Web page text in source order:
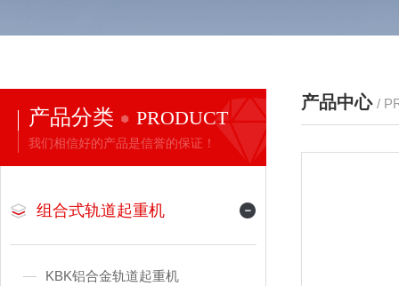
产品分类 PRODUCT
我们相信好的产品是信誉的保证！
组合式轨道起重机
KBK铝合金轨道起重机
产品中心 /